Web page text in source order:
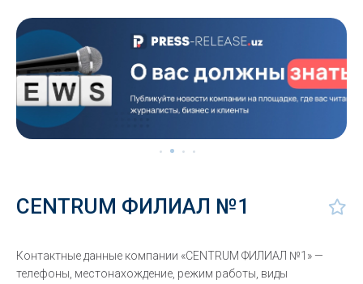
CENTRUM ФИЛИАЛ №1
Контактные данные компании «CENTRUM ФИЛИАЛ №1» —
телефоны, местонахождение, режим работы, виды